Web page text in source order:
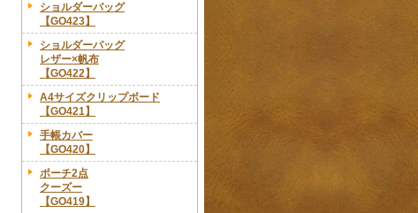
ショルダーバッグ
【GO423】
ショルダーバッグ
レザー×帆布
【GO422】
A4サイズクリップボード
【GO421】
手帳カバー
【GO420】
ポーチ2点
クーズー
【GO419】